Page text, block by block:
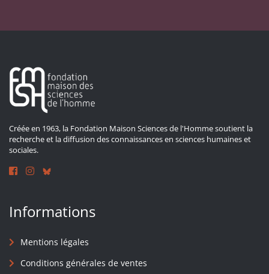
Créée en 1963, la Fondation Maison Sciences de l'Homme soutient la
recherche et la diffusion des connaissances en sciences humaines et
sociales.
Informations
Mentions légales
Conditions générales de ventes